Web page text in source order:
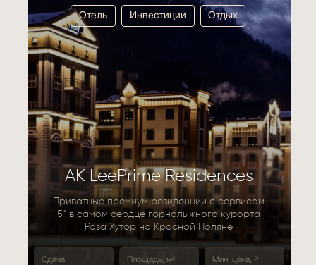
Мин. цена, ₽
Площадь, м²
Сдача
Приватные премиум резиденции с сервисом
5* в самом сердце горнолыжного курорта
Роза Хутор на Красной Поляне
АК LeePrime Residences
Отдых
Инвестиции
Отель